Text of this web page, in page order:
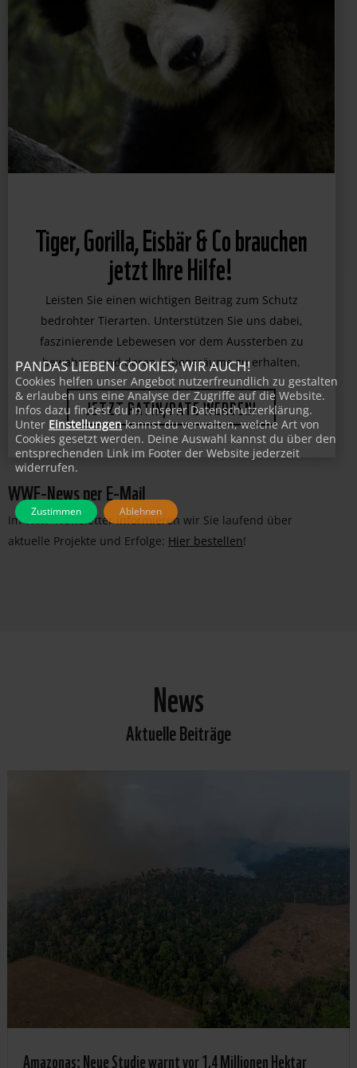
Tiger, Gorilla, Eisbär & Co brauchen
jetzt Ihre Hilfe!
Leisten Sie einen wichtigen Beitrag zum Schutz
bedrohter Tierarten. Unterstützen Sie uns dabei,
faszinierende Lebewesen vor dem Aussterben zu
bewahren und deren Lebensräume zu erhalten.
JETZT PATIN/PATE WERDEN!
WWF-News per E-Mail
Im WWF-Newsletter informieren wir Sie laufend über
aktuelle Projekte und Erfolge: Hier bestellen!
News
Aktuelle Beiträge
Amazonas: Neue Studie warnt vor 1,4 Millionen Hektar
PANDAS LIEBEN COOKIES, WIR AUCH!
Cookies helfen unser Angebot nutzerfreundlich zu gestalten
& erlauben uns eine Analyse der Zugriffe auf die Website.
Infos dazu findest du in unserer Datenschutzerklärung.
Unter Einstellungen kannst du verwalten, welche Art von
Cookies gesetzt werden. Deine Auswahl kannst du über den
entsprechenden Link im Footer der Website jederzeit
widerrufen.
Zustimmen Ablehnen